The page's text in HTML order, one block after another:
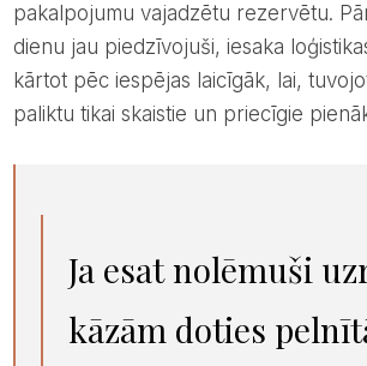
pakalpojumu vajadzētu rezervētu.
dienu jau piedzīvojuši, iesaka
kārtot pēc iespējas laicīgāk, lai,
paliktu tikai skaistie un priecīgie
Ja esat nolēmuši
kāzām doties